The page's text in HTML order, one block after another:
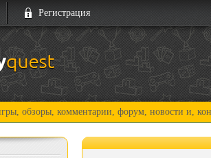
Регистрация
комментарии, форум, новости и, конечно,